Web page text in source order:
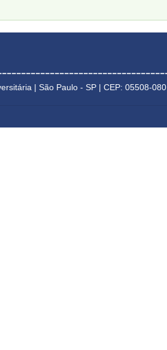
| São Paulo - SP | CEP: 05508-080